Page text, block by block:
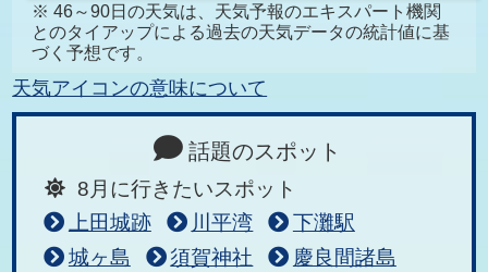
※ 46～90日の天気は、天気予報のエキスパート機関
とのタイアップによる過去の天気データの統計値に基
づく予想です。
天気アイコンの意味について
話題のスポット
8月に行きたいスポット
上田城跡
川平湾
下灘駅
城ヶ島
須賀神社
慶良間諸島